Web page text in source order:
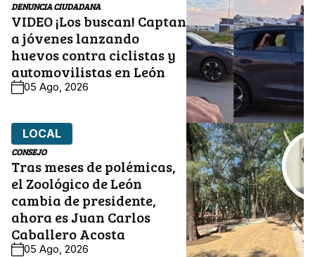
DENUNCIA CIUDADANA
VIDEO ¡Los buscan! Captan
a jóvenes lanzando
huevos contra ciclistas y
automovilistas en León
05 Ago, 2026
LOCAL
CONSEJO
Tras meses de polémicas,
el Zoológico de León
cambia de presidente,
ahora es Juan Carlos
Caballero Acosta
05 Ago, 2026